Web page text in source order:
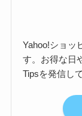
Yahoo!ショッ
す。お得な日
Tipsを発信し